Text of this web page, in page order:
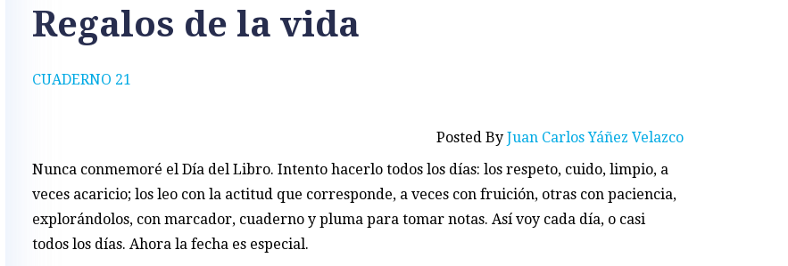
CUADERNO 21
Regalos de la vida
Posted By Juan Carlos Yáñez Velazco
Nunca conmemoré el Día del Libro. Intento hacerlo todos los días: los respeto, cuido, limpio, a
veces acaricio; los leo con la actitud que corresponde, a veces con fruición, otras con paciencia,
explorándolos, con marcador, cuaderno y pluma para tomar notas. Así voy cada día, o casi
todos los días. Ahora la fecha es especial.